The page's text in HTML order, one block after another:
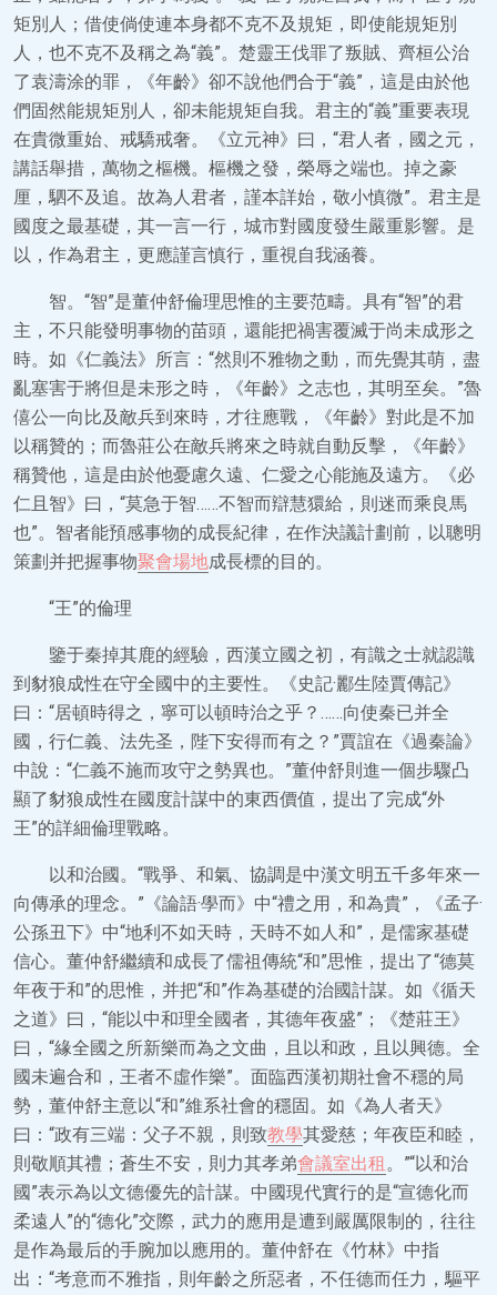
矩別人；借使倘使連本身都不克不及規矩，即使能規矩別
人，也不克不及稱之為“義”。楚靈王伐罪了叛賊、齊桓公治
了袁濤涂的罪，《年齡》卻不說他們合于“義”，這是由於他
們固然能規矩別人，卻未能規矩自我。君主的“義”重要表現
在貴微重始、戒驕戒奢。《立元神》曰，“君人者，國之元，
講話舉措，萬物之樞機。樞機之發，榮辱之端也。掉之豪
厘，駟不及追。故為人君者，謹本詳始，敬小慎微”。君主是
國度之最基礎，其一言一行，城市對國度發生嚴重影響。是
以，作為君主，更應謹言慎行，重視自我涵養。
智。“智”是董仲舒倫理思惟的主要范疇。具有“智”的君
主，不只能發明事物的苗頭，還能把禍害覆滅于尚未成形之
時。如《仁義法》所言：“然則不雅物之動，而先覺其萌，盡
亂塞害于將但是未形之時，《年齡》之志也，其明至矣。”魯
僖公一向比及敵兵到來時，才往應戰，《年齡》對此是不加
以稱贊的；而魯莊公在敵兵將來之時就自動反擊，《年齡》
稱贊他，這是由於他憂慮久遠、仁愛之心能施及遠方。《必
仁且智》曰，“莫急于智……不智而辯慧獧給，則迷而乘良馬
也”。智者能預感事物的成長紀律，在作決議計劃前，以聰明
策劃并把握事物聚會場地成長標的目的。
“王”的倫理
鑒于秦掉其鹿的經驗，西漢立國之初，有識之士就認識
到豺狼成性在守全國中的主要性。《史記·酈生陸賈傳記》
曰：“居頓時得之，寧可以頓時治之乎？……向使秦已并全
國，行仁義、法先圣，陛下安得而有之？”賈誼在《過秦論》
中說：“仁義不施而攻守之勢異也。”董仲舒則進一個步驟凸
顯了豺狼成性在國度計謀中的東西價值，提出了完成“外
王”的詳細倫理戰略。
以和治國。“戰爭、和氣、協調是中漢文明五千多年來一
向傳承的理念。”《論語·學而》中“禮之用，和為貴”，《孟子·
公孫丑下》中“地利不如天時，天時不如人和”，是儒家基礎
信心。董仲舒繼續和成長了儒祖傳統“和”思惟，提出了“德莫
年夜于和”的思惟，并把“和”作為基礎的治國計謀。如《循天
之道》曰，“能以中和理全國者，其德年夜盛”；《楚莊王》
曰，“緣全國之所新樂而為之文曲，且以和政，且以興德。全
國未遍合和，王者不虛作樂”。面臨西漢初期社會不穩的局
勢，董仲舒主意以“和”維系社會的穩固。如《為人者天》
曰：“政有三端：父子不親，則致教學其愛慈；年夜臣和睦，
則敬順其禮；蒼生不安，則力其孝弟會議室出租。”“以和治
國”表示為以文德優先的計謀。中國現代實行的是“宣德化而
柔遠人”的“德化”交際，武力的應用是遭到嚴厲限制的，往往
是作為最后的手腕加以應用的。董仲舒在《竹林》中指
出：“考意而不雅指，則年齡之所惡者，不任德而任力，驅平